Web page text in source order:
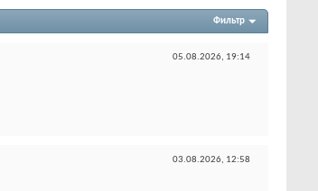
Фильтр
05.08.2026, 19:14
03.08.2026, 12:58